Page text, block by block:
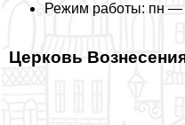
Режим работы: пн —
Церковь